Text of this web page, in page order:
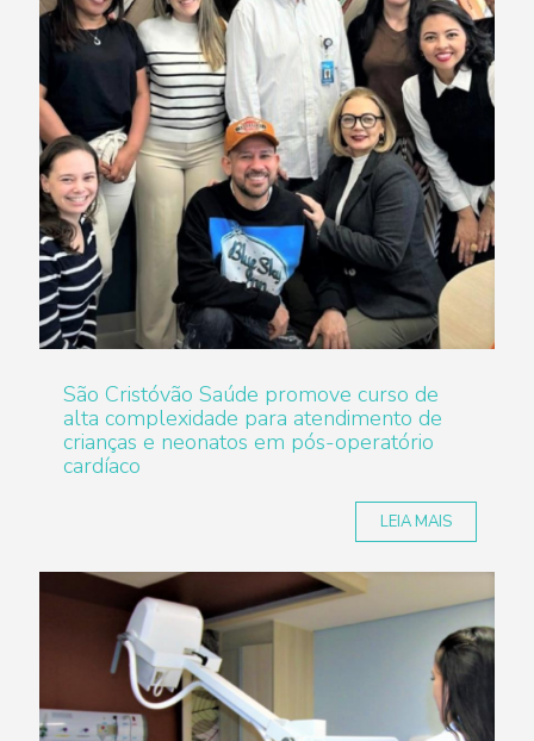
São Cristóvão Saúde promove curso de
alta complexidade para atendimento de
crianças e neonatos em pós-operatório
cardíaco
LEIA MAIS